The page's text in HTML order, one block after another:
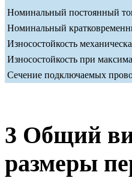
Номинальный постоянный
Номинальный
Износостойкость
Износостойкость при
Сечение подключаемых
3 Общий
размеры